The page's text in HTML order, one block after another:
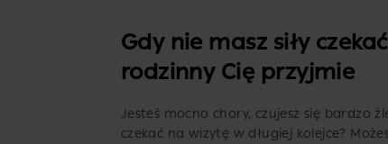
Gdy nie masz siły
rodzinny Cię przyjmie
Jesteś mocno chory, czujesz się bardzo
czekać na wizytę w długiej kolejce?